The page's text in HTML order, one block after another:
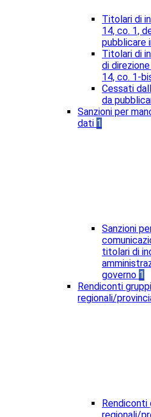
Titolari di
14, co. 1,
pubblicare
Titolari di
di
14, co. 1-
Cessati
da
Sanzioni per
dati 1
Sanzioni
titolari di
governo 1
Rendiconti
regionali/
Rendiconti